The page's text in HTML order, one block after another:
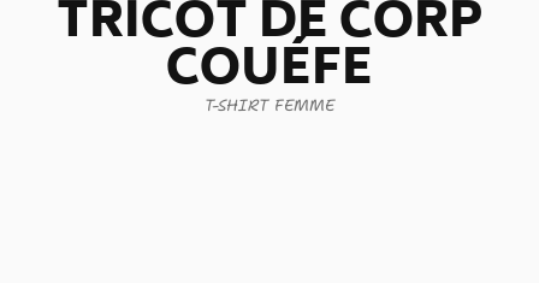
TRICOT DE CORP
COUÉFE
T-SHIRT FEMME